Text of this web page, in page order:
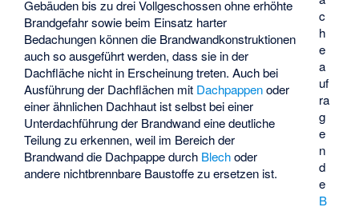
c
h
e
a
uf
ra
g
e
n
d
e
B
Gebäuden bis zu drei Vollgeschossen ohne erhöhte
Brandgefahr sowie beim Einsatz harter
Bedachungen können die Brandwandkonstruktionen
auch so ausgeführt werden, dass sie in der
Dachfläche nicht in Erscheinung treten. Auch bei
Ausführung der Dachflächen mit Dachpappenoder
einer ähnlichen Dachhaut ist selbst bei einer
Unterdachführung der Brandwand eine deutliche
Teilung zu erkennen, weil im Bereich der
Brandwand die Dachpappe durch Blechoder
andere nichtbrennbare Baustoffe zu ersetzen ist.